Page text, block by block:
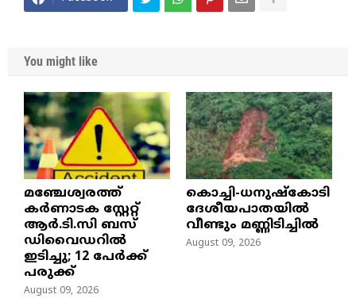
You might like
മഞ്ചേശ്വരത്ത്
കര്‍ണാടക സ്റ്റേറ്റ്
ആര്‍.ടി.സി ബസ്
ഡിവൈഡറില്‍
ഇടിച്ചു; 12 പേര്‍ക്ക്
പരുക്ക്
August 09, 2026
കൊച്ചി-ധനുഷ്കോടി
ദേശീയപാതയിൽ
വീണ്ടും മണ്ണിടിച്ചിൽ
August 09, 2026